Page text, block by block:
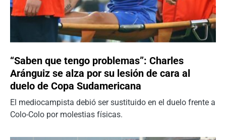
“Saben que tengo problemas”: Charles
Aránguiz se alza por su lesión de cara al
duelo de Copa Sudamericana
El mediocampista debió ser sustituido en el duelo frente a
Colo-Colo por molestias físicas.